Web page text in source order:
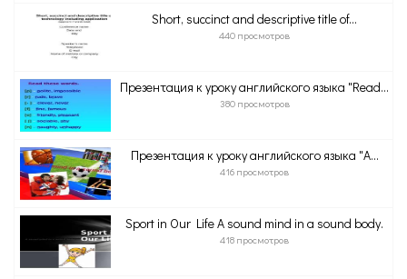
Short, succinct and descriptive title of...
440 просмотров
Презентация к уроку английского языка "Read...
380 просмотров
Презентация к уроку английского языка "A...
416 просмотров
Sport in Our Life A sound mind in a sound body.
418 просмотров